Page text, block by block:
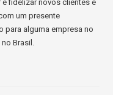
fidelizar novos clientes e
um presente
para alguma empresa no
Brasil.